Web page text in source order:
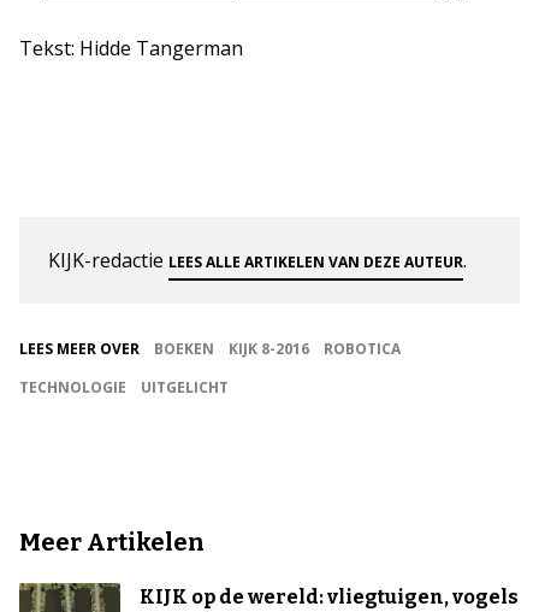
Tekst: Hidde Tangerman
KIJK-redactie LEES ALLE ARTIKELEN VAN DEZE AUTEUR.
LEES MEER OVER BOEKEN KIJK 8-2016
ROBOTICA
TECHNOLOGIE
UITGELICHT
Meer Artikelen
KIJK op de wereld: vliegtuigen, vogels